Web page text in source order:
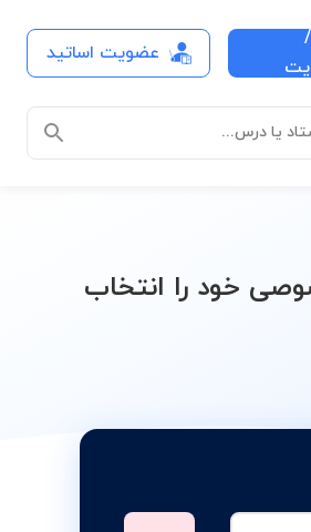
عضویت اساتید
یا درس...
خود را انتخاب